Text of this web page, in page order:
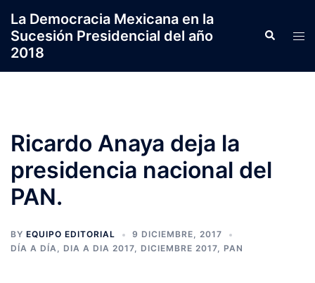
contenido
La Democracia Mexicana en la
Sucesión Presidencial del año
2018
Search
Ricardo Anaya deja la
presidencia nacional del
PAN.
BY EQUIPO EDITORIAL
9 DICIEMBRE, 2017
DÍA A DÍA, DIA A DIA 2017, DICIEMBRE 2017, PAN